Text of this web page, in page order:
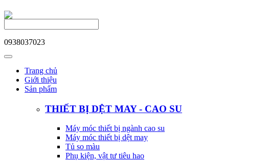
0938037023
Trang chủ
Giới thiệu
Sản phẩm
THIẾT BỊ DỆT MAY - CAO SU
Máy móc thiết bị ngành cao su
Máy móc thiết bị dệt may
Tủ so màu
Phụ kiện, vật tư tiêu hao